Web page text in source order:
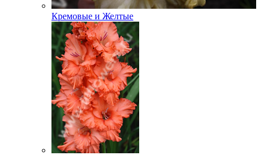
Кремовые и Желтые